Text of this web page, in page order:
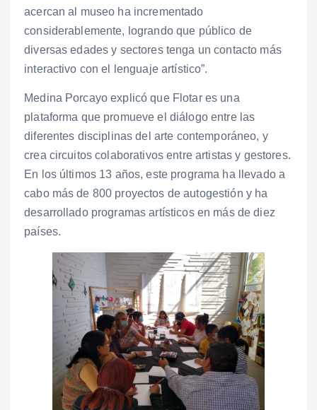
acercan al museo ha incrementado
considerablemente, logrando que público de
diversas edades y sectores tenga un contacto más
interactivo con el lenguaje artístico”.
Medina Porcayo explicó que Flotar es una
plataforma que promueve el diálogo entre las
diferentes disciplinas del arte contemporáneo, y
crea circuitos colaborativos entre artistas y gestores.
En los últimos 13 años, este programa ha llevado a
cabo más de 800 proyectos de autogestión y ha
desarrollado programas artísticos en más de diez
países.